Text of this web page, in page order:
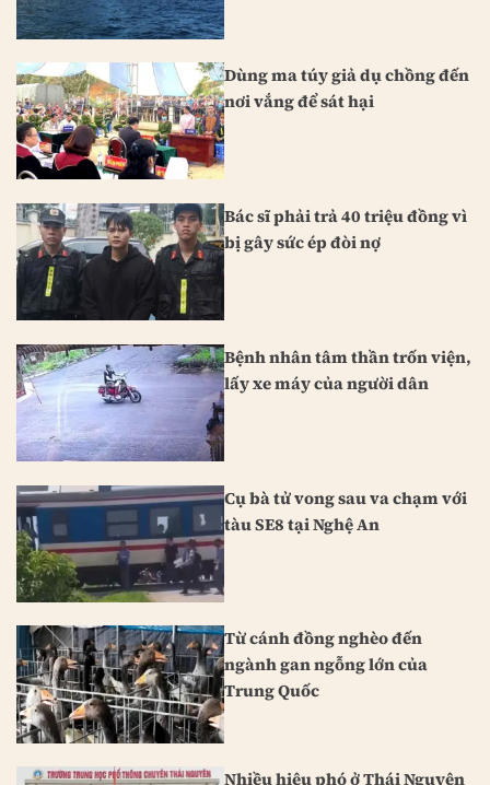
Dùng ma túy giả dụ chồng đến
nơi vắng để sát hại
Bác sĩ phải trả 40 triệu đồng vì
bị gây sức ép đòi nợ
Bệnh nhân tâm thần trốn viện,
lấy xe máy của người dân
Cụ bà tử vong sau va chạm với
tàu SE8 tại Nghệ An
Từ cánh đồng nghèo đến
ngành gan ngỗng lớn của
Trung Quốc
Nhiều hiệu phó ở Thái Nguyên